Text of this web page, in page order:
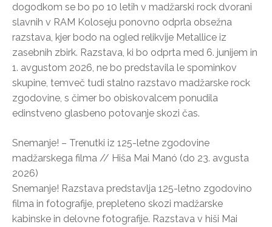
dogodkom se bo po 10 letih v madžarski rock dvorani
slavnih v RAM Koloseju ponovno odprla obsežna
razstava, kjer bodo na ogled relikvije Metallice iz
zasebnih zbirk. Razstava, ki bo odprta med 6. junijem in
1. avgustom 2026, ne bo predstavila le spominkov
skupine, temveč tudi stalno razstavo madžarske rock
zgodovine, s čimer bo obiskovalcem ponudila
edinstveno glasbeno potovanje skozi čas.
Snemanje! – Trenutki iz 125-letne zgodovine
madžarskega filma // Hiša Mai Manó (do 23. avgusta
2026)
Snemanje! Razstava predstavlja 125-letno zgodovino
filma in fotografije, prepleteno skozi madžarske
kabinske in delovne fotografije. Razstava v hiši Mai